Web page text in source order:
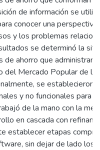
de información se
conocer una
y los problemas
se determinó la
de ahorro que administran
del Mercado Popular de la
se establecieron
y no funcionales para
de la mano con la
en cascada con
establecer etapas
sin dejar de lado los